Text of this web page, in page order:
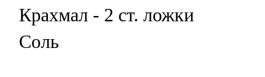
Крахмал - 2 ст. ложки
Соль